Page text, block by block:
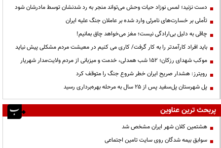
دست نزنید؛ لمس نوزاد حیات وحش می‌تواند منجر به رد شدنشان توسط مادرشان شود
تأملی بر خسارت‌های نامرئی وارد شده بر عاملان جنگ علیه ایران
چاقی به دلیل بی‌ارادگی نیست؛ مغز می‌خواهد چاق بمانیم!
باید افراد کارآمدتر را به کار گرفت/ کاری می کنیم در معیشت مردم مشکلی پیش نیاید
موکب شهدای رزکان؛ ۱۵۲ شب همدلی، خدمت و میزبانی از مردم ولایت‌مدار شهریار
رویترز: هشدار صریح ایران خطر شروع جنگ را متوقف کرد
پل شهرستان پل‌سفید پس از ۲۵ سال به مرحله بهره‌برداری رسید
پربحث ترین عناوین
هشتمین کلان شهر ایران مشخص شد
سوابق بیمه شدگان روی سایت تامین اجتماعی